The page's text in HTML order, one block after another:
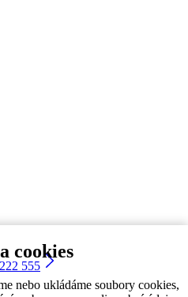
cookies
nebo ukládáme soubory cookies,
555